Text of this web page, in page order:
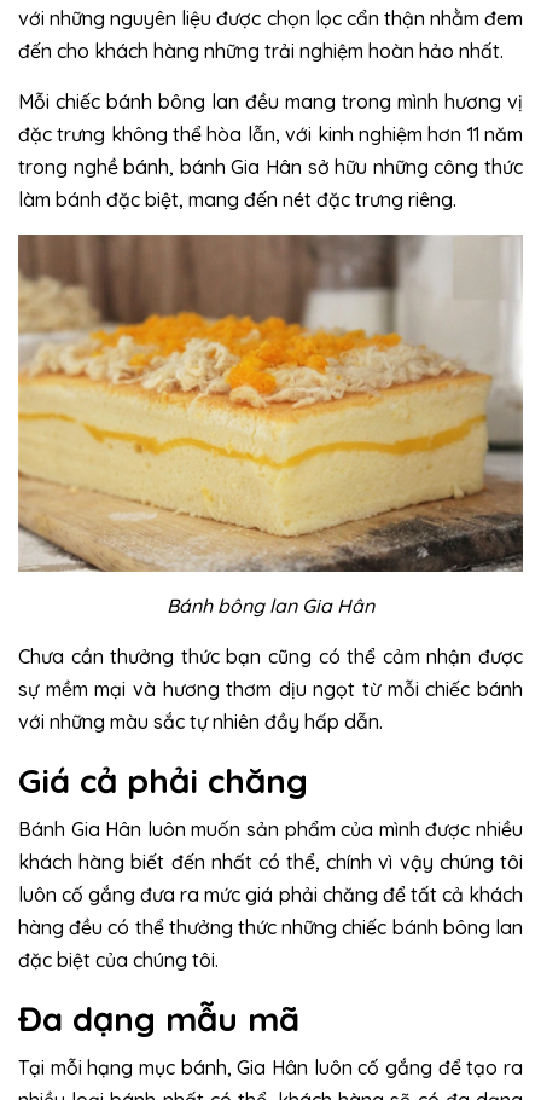
với những nguyên liệu được chọn lọc cẩn thận nhằm đem
đến cho khách hàng những trải nghiệm hoàn hảo nhất.
Mỗi chiếc bánh bông lan đều mang trong mình hương vị
đặc trưng không thể hòa lẫn, với kinh nghiệm hơn 11 năm
trong nghề bánh, bánh Gia Hân sở hữu những công thức
làm bánh đặc biệt, mang đến nét đặc trưng riêng.
Bánh bông lan Gia Hân
Chưa cần thưởng thức bạn cũng có thể cảm nhận được
sự mềm mại và hương thơm dịu ngọt từ mỗi chiếc bánh
với những màu sắc tự nhiên đầy hấp dẫn.
Giá cả phải chăng
Bánh Gia Hân luôn muốn sản phẩm của mình được nhiều
khách hàng biết đến nhất có thể, chính vì vậy chúng tôi
luôn cố gắng đưa ra mức giá phải chăng để tất cả khách
hàng đều có thể thưởng thức những chiếc bánh bông lan
đặc biệt của chúng tôi.
Đa dạng mẫu mã
Tại mỗi hạng mục bánh, Gia Hân luôn cố gắng để tạo ra